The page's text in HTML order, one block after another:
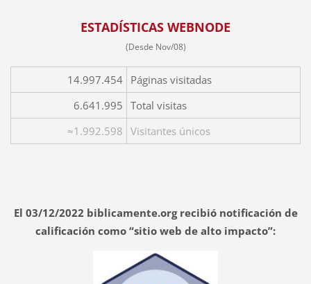
ESTADÍSTICAS WEBNODE
(Desde Nov/08)
14.997.454
Páginas visitadas
6.641.995 Total visitas
≈1.992.598 Visitantes únicos
El 03/12/2022 biblicamente.org recibió notificación de
calificación como “sitio web de alto impacto”: